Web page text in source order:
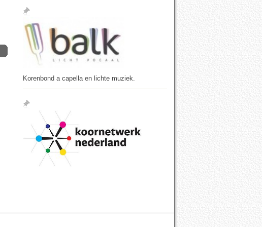
Korenbond a capella en lichte muziek.